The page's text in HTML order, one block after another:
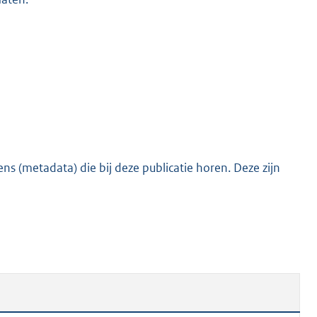
(metadata) die bij deze publicatie horen. Deze zijn